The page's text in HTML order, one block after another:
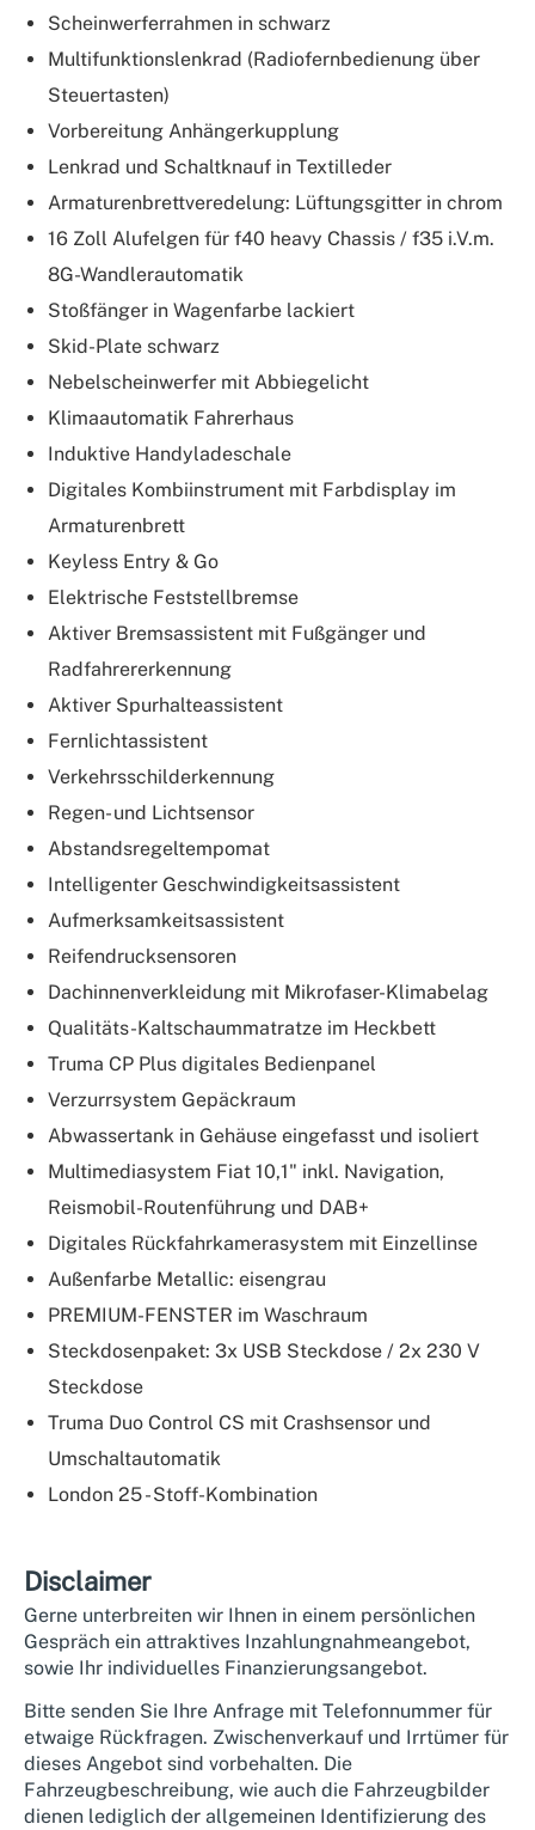
Scheinwerferrahmen in schwarz
Multifunktionslenkrad (Radiofernbedienung über
Steuertasten)
Vorbereitung Anhängerkupplung
Lenkrad und Schaltknauf in Textilleder
Armaturenbrettveredelung: Lüftungsgitter in chrom
16 Zoll Alufelgen für f40 heavy Chassis / f35 i.V.m.
8G-Wandlerautomatik
Stoßfänger in Wagenfarbe lackiert
Skid-Plate schwarz
Nebelscheinwerfer mit Abbiegelicht
Klimaautomatik Fahrerhaus
Induktive Handyladeschale
Digitales Kombiinstrument mit Farbdisplay im
Armaturenbrett
Keyless Entry & Go
Elektrische Feststellbremse
Aktiver Bremsassistent mit Fußgänger und
Radfahrererkennung
Aktiver Spurhalteassistent
Fernlichtassistent
Verkehrsschilderkennung
Regen- und Lichtsensor
Abstandsregeltempomat
Intelligenter Geschwindigkeitsassistent
Aufmerksamkeitsassistent
Reifendrucksensoren
Dachinnenverkleidung mit Mikrofaser-Klimabelag
Qualitäts-Kaltschaummatratze im Heckbett
Truma CP Plus digitales Bedienpanel
Verzurrsystem Gepäckraum
Abwassertank in Gehäuse eingefasst und isoliert
Multimediasystem Fiat 10,1" inkl. Navigation,
Reismobil-Routenführung und DAB+
Digitales Rückfahrkamerasystem mit Einzellinse
Außenfarbe Metallic: eisengrau
PREMIUM-FENSTER im Waschraum
Steckdosenpaket: 3x USB Steckdose / 2x 230 V
Steckdose
Truma Duo Control CS mit Crashsensor und
Umschaltautomatik
London 25 - Stoff-Kombination
Disclaimer
Gerne unterbreiten wir Ihnen in einem persönlichen
Gespräch ein attraktives Inzahlungnahmeangebot,
sowie Ihr individuelles Finanzierungsangebot.
Bitte senden Sie Ihre Anfrage mit Telefonnummer für
etwaige Rückfragen. Zwischenverkauf und Irrtümer für
dieses Angebot sind vorbehalten. Die
Fahrzeugbeschreibung, wie auch die Fahrzeugbilder
dienen lediglich der allgemeinen Identifizierung des